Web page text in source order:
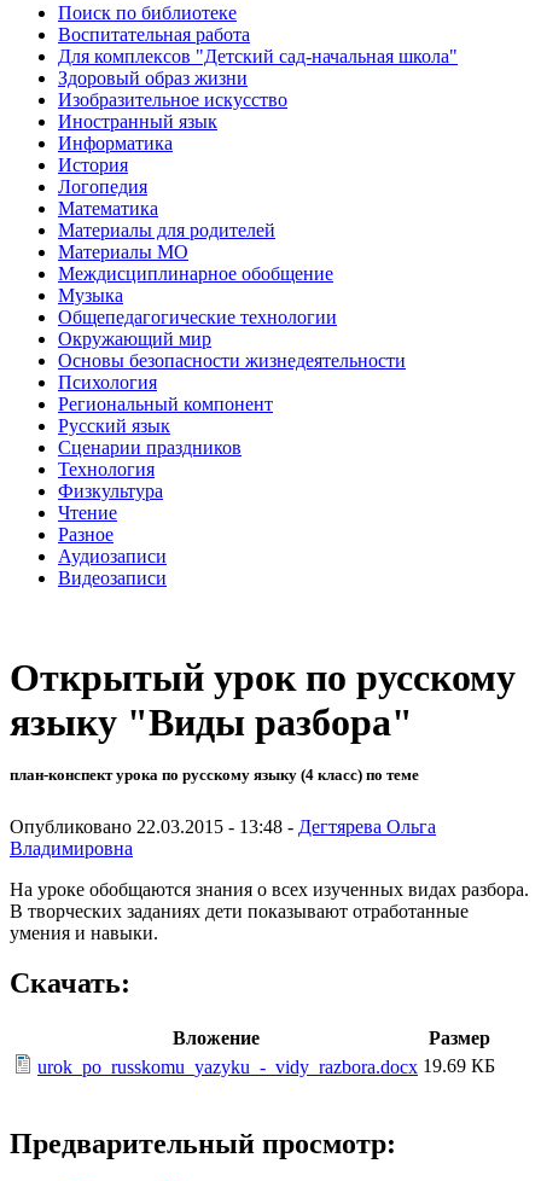
Поиск по библиотеке
Воспитательная работа
Для комплексов "Детский сад-начальная школа"
Здоровый образ жизни
Изобразительное искусство
Иностранный язык
Информатика
История
Логопедия
Математика
Материалы для родителей
Материалы МО
Междисциплинарное обобщение
Музыка
Общепедагогические технологии
Окружающий мир
Основы безопасности жизнедеятельности
Психология
Региональный компонент
Русский язык
Сценарии праздников
Технология
Физкультура
Чтение
Разное
Аудиозаписи
Видеозаписи
Открытый урок по русскому
языку "Виды разбора"
план-конспект урока по русскому языку (4 класс) по теме
Опубликовано 22.03.2015 - 13:48 - Дегтярева Ольга
Владимировна
На уроке обобщаются знания о всех изученных видах разбора.
В творческих заданиях дети показывают отработанные
умения и навыки.
Скачать:
Вложение
Размер
urok_po_russkomu_yazyku_-_vidy_razbora.docx 19.69 КБ
Предварительный просмотр: